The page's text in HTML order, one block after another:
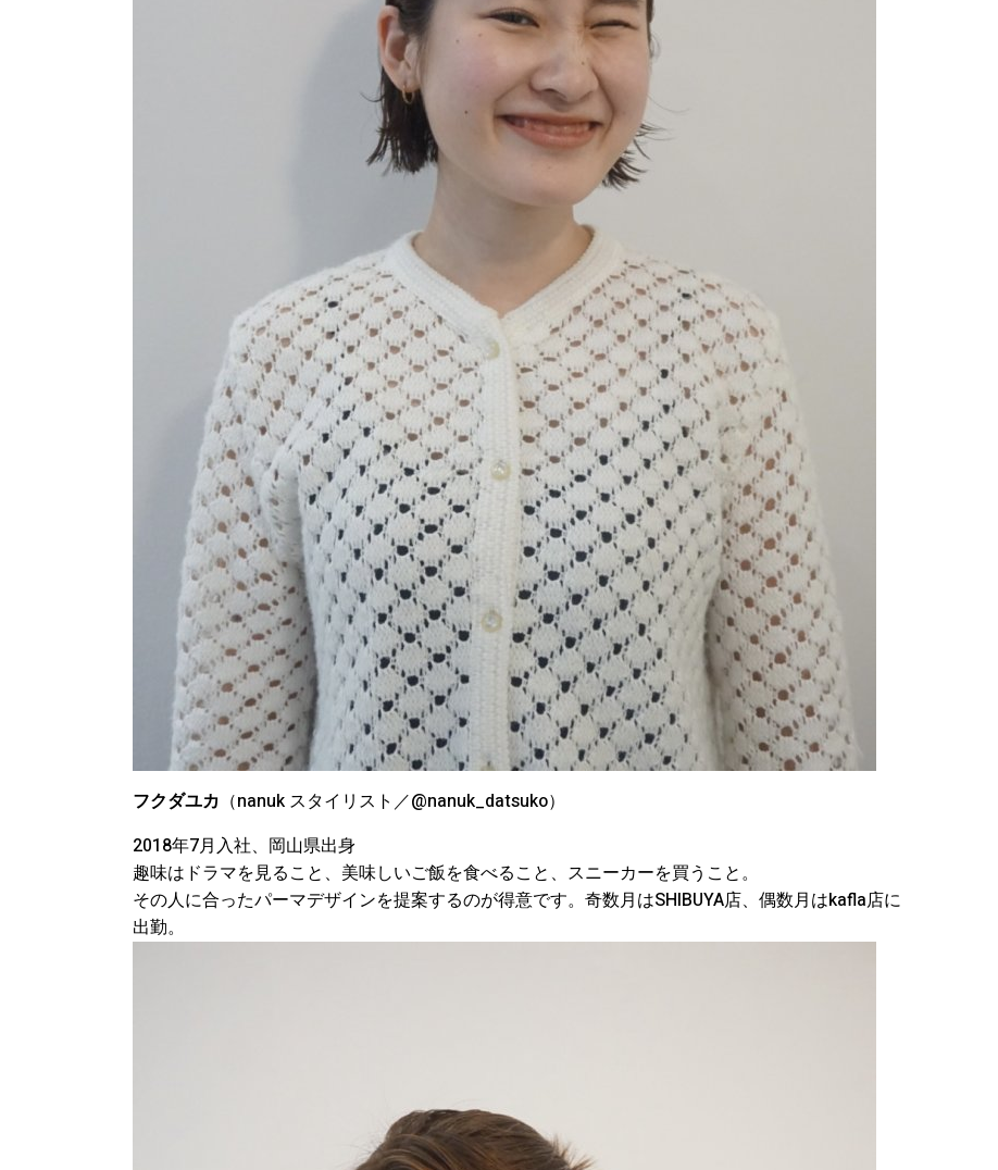
フクダユカ （nanuk スタイリスト／@nanuk_datsuko）
2018年7月入社、岡山県出身
趣味はドラマを見ること、美味しいご飯を食べること、スニーカーを買うこと。
その人に合ったパーマデザインを提案するのが得意です。奇数月はSHIBUYA店、偶数月はkafla店に
出勤。